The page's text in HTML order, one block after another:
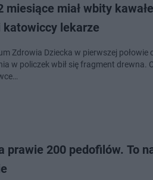
miesiące miał wbity
lekarze
Zdrowia Dziecka w pierwszej połowie
w policzek wbił się fragment drewna.
prawie 200 pedofilów. To